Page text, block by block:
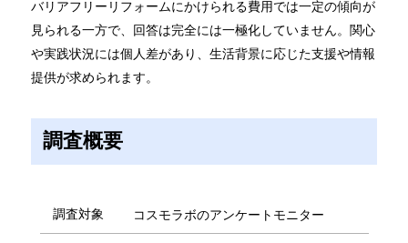
バリアフリーリフォームにかけられる費用では一定の傾向が
見られる一方で、回答は完全には一極化していません。関心
や実践状況には個人差があり、生活背景に応じた支援や情報
提供が求められます。
調査概要
調査対象 コスモラボのアンケートモニター